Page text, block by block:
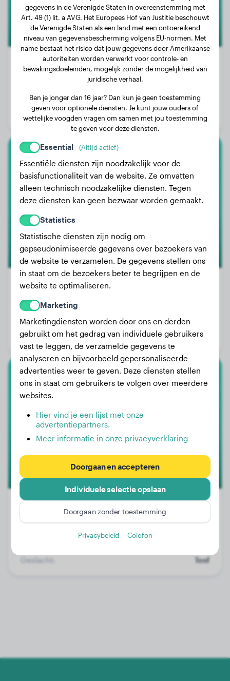
Leeftijd:
2 jaar, 7 maanden
Geslacht:
Teef
Kleine Poedel
Ozzy
Gewicht:
Leeftijd:
3 jaar, 2 maanden
Geslacht:
Reu
Australische Herder
Geslacht:
Teef
gegevens in de Verenigde Staten in overeenstemming met
Art. 49 (1) lit. a AVG. Het Europees Hof van Justitie beschouwt
de Verenigde Staten als een land met een ontoereikend
niveau van gegevensbescherming volgens EU-normen. Met
name bestaat het risico dat jouw gegevens door Amerikaanse
autoriteiten worden verwerkt voor controle- en
bewakingsdoeleinden, mogelijk zonder de mogelijkheid van
juridische verhaal.
Ben je jonger dan 16 jaar? Dan kun je geen toestemming
geven voor optionele diensten. Je kunt jouw ouders of
wettelijke voogden vragen om samen met jou toestemming
te geven voor deze diensten.
Essential (Altijd actief)
Essentiële diensten zijn noodzakelijk voor de
basisfunctionaliteit van de website. Ze omvatten
alleen technisch noodzakelijke diensten. Tegen
deze diensten kan geen bezwaar worden gemaakt.
Statistics
Statistische diensten zijn nodig om
gepseudonimiseerde gegevens over bezoekers van
de website te verzamelen. De gegevens stellen ons
in staat om de bezoekers beter te begrijpen en de
website te optimaliseren.
Marketing
Marketingdiensten worden door ons en derden
gebruikt om het gedrag van individuele gebruikers
vast te leggen, de verzamelde gegevens te
analyseren en bijvoorbeeld gepersonaliseerde
advertenties weer te geven. Deze diensten stellen
ons in staat om gebruikers te volgen over meerdere
websites.
Hier vind je een lijst met onze
advertentiepartners.
Meer informatie in onze privacyverklaring
Doorgaan en accepteren
Individuele selectie opslaan
Doorgaan zonder toestemming
Privacybeleid Colofon